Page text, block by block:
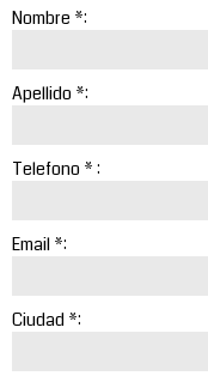
Nombre *:
Apellido *:
Telefono * :
Email *:
Ciudad *: